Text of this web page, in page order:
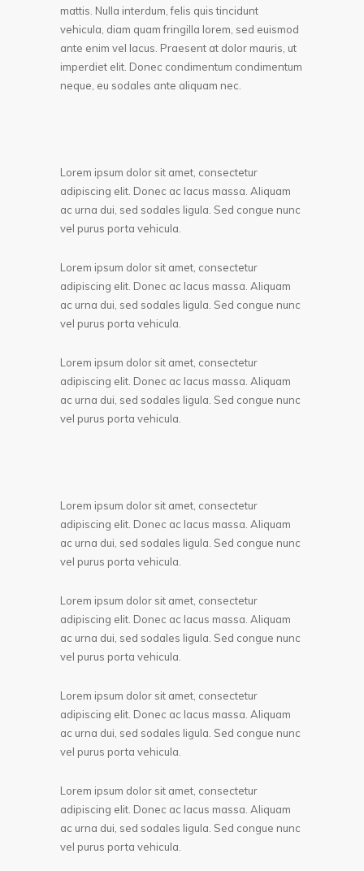
mattis. Nulla interdum, felis quis tincidunt
vehicula, diam quam fringilla lorem, sed euismod
ante enim vel lacus. Praesent at dolor mauris, ut
imperdiet elit. Donec condimentum condimentum
neque, eu sodales ante aliquam nec.
Lorem ipsum dolor sit amet, consectetur
adipiscing elit. Donec ac lacus massa. Aliquam
ac urna dui, sed sodales ligula. Sed congue nunc
vel purus porta vehicula.
Lorem ipsum dolor sit amet, consectetur
adipiscing elit. Donec ac lacus massa. Aliquam
ac urna dui, sed sodales ligula. Sed congue nunc
vel purus porta vehicula.
Lorem ipsum dolor sit amet, consectetur
adipiscing elit. Donec ac lacus massa. Aliquam
ac urna dui, sed sodales ligula. Sed congue nunc
vel purus porta vehicula.
Lorem ipsum dolor sit amet, consectetur
adipiscing elit. Donec ac lacus massa. Aliquam
ac urna dui, sed sodales ligula. Sed congue nunc
vel purus porta vehicula.
Lorem ipsum dolor sit amet, consectetur
adipiscing elit. Donec ac lacus massa. Aliquam
ac urna dui, sed sodales ligula. Sed congue nunc
vel purus porta vehicula.
Lorem ipsum dolor sit amet, consectetur
adipiscing elit. Donec ac lacus massa. Aliquam
ac urna dui, sed sodales ligula. Sed congue nunc
vel purus porta vehicula.
Lorem ipsum dolor sit amet, consectetur
adipiscing elit. Donec ac lacus massa. Aliquam
ac urna dui, sed sodales ligula. Sed congue nunc
vel purus porta vehicula.